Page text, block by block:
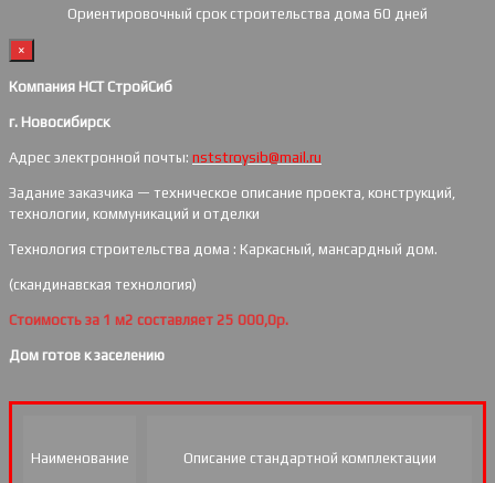
Ориентировочный срок строительства дома 60 дней
×
Компания НСТ СтройСиб
г. Новосибирск
Адрес электронной почты: nststroysib@mail.ru
Задание заказчика — техническое описание проекта, конструкций,
технологии, коммуникаций и отделки
Технология строительства дома : Каркасный, мансардный дом.
(скандинавская технология)
Стоимость за 1 м2 составляет 25 000,0р.
Дом готов к заселению
Наименование Описание стандартной комплектации